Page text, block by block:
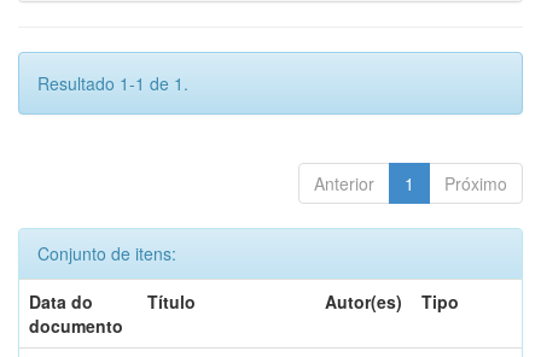
Resultado 1-1 de 1.
Anterior 1 Próximo
Conjunto de itens:
Data do
documento
Título Autor(es) Tipo